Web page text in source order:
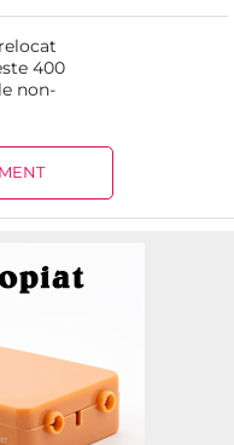
400
non-